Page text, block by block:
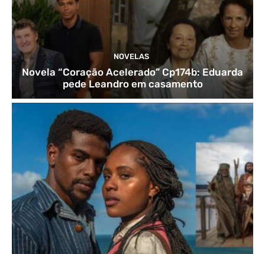
NOVELAS
Novela “Coração Acelerado” Cp174b: Eduarda
pede Leandro em casamento